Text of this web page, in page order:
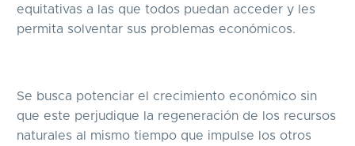
equitativas a las que todos puedan acceder y les
permita solventar sus problemas económicos.
Se busca potenciar el crecimiento económico sin
que este perjudique la regeneración de los recursos
naturales al mismo tiempo que impulse los otros